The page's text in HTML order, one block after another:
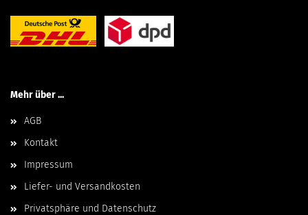
Mehr über ...
AGB
Kontakt
Impressum
Liefer- und Versandkosten
Privatsphäre und Datenschutz